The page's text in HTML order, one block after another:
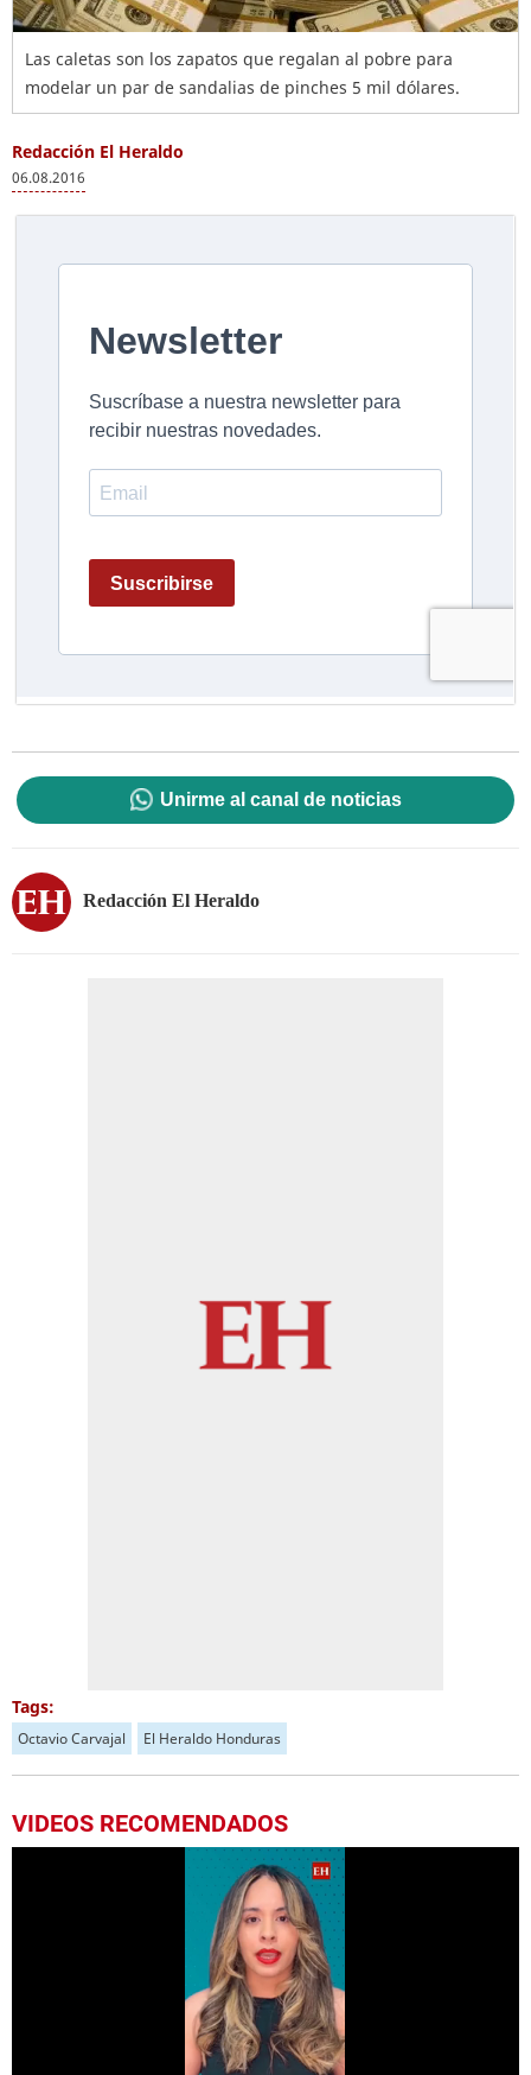
Las caletas son los zapatos que regalan al pobre para
modelar un par de sandalias de pinches 5 mil dólares.
Redacción El Heraldo
06.08.2016
Unirme al canal de noticias
Redacción El Heraldo
Tags:
Octavio Carvajal El Heraldo Honduras
VIDEOS RECOMENDADOS